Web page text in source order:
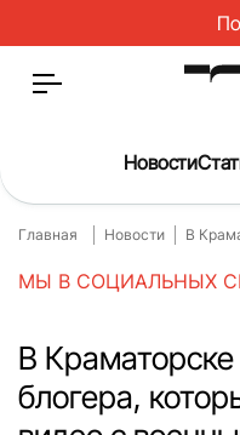
Главная
О нас
Спорт
Новости
Главная Новости В
МЫ В СОЦИАЛЬНЫХ
В
блогера,